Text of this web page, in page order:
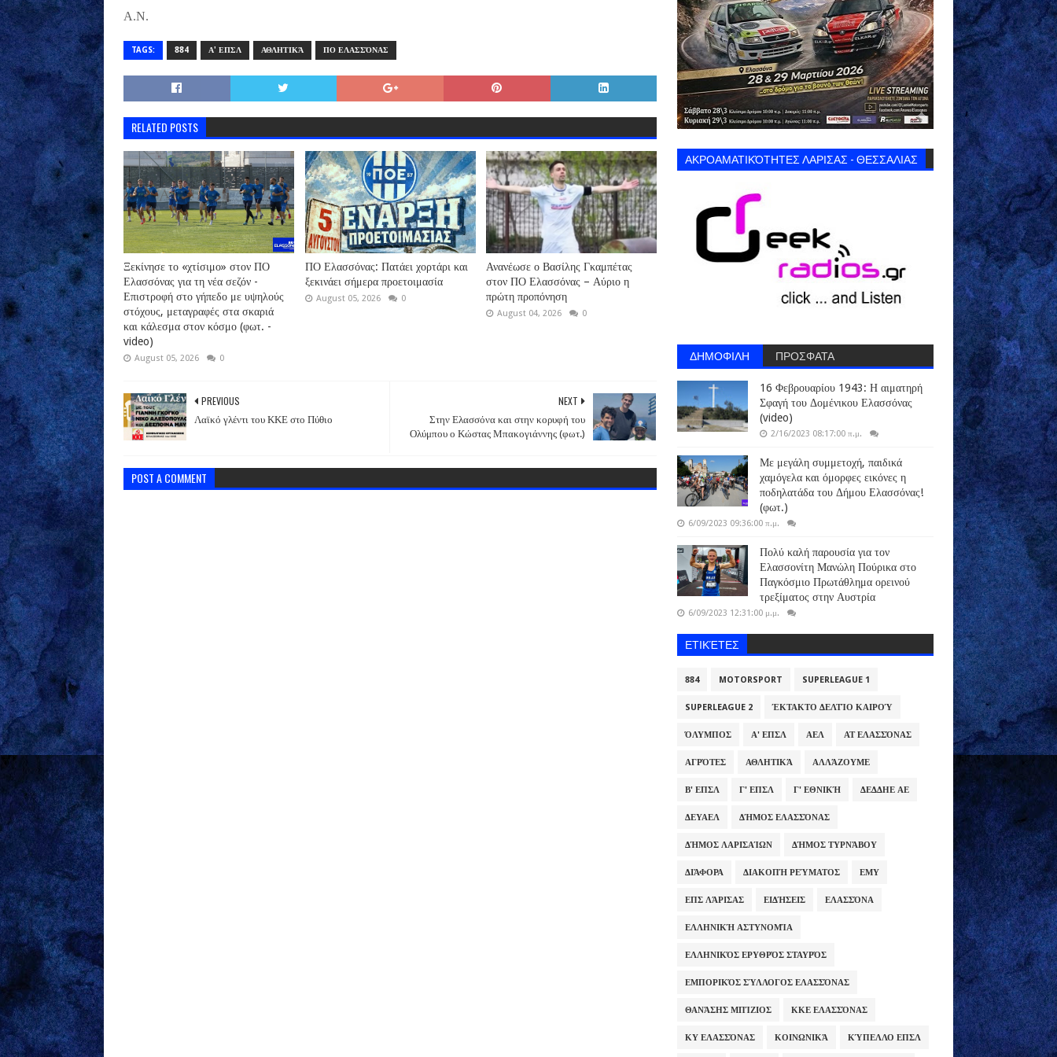
Α.Ν.
TAGS: 884 Α' ΕΠΣΛ ΑΘΛΗΤΙΚΆ ΠΟ ΕΛΑΣΣΌΝΑΣ
RELATED POSTS
Ξεκίνησε το «χτίσιμο» στον ΠΟ
Ελασσόνας για τη νέα σεζόν -
Επιστροφή στο γήπεδο με υψηλούς
στόχους, μεταγραφές στα σκαριά
και κάλεσμα στον κόσμο (φωτ. -
video)
August 05, 2026 0
ΠΟ Ελασσόνας: Πατάει χορτάρι και
ξεκινάει σήμερα προετοιμασία
August 05, 2026 0
Ανανέωσε ο Βασίλης Γκαμπέτας
στον ΠΟ Ελασσόνας – Αύριο η
πρώτη προπόνηση
August 04, 2026 0
NEXT
Στην Ελασσόνα και στην κορυφή του
Ολύμπου ο Κώστας Μπακογιάννης (φωτ.)
PREVIOUS
Λαϊκό γλέντι του ΚΚΕ στο Πύθιο
POST A COMMENT
ΑΚΡΟΑΜΑΤΙΚΌΤΗΤΕΣ ΛΑΡΙΣΑΣ - ΘΕΣΣΑΛΙΑΣ
ΔΗΜΟΦΙΛΗ ΠΡΟΣΦΑΤΑ
16 Φεβρουαρίου 1943: Η αιματηρή
Σφαγή του Δομένικου Ελασσόνας
(video)
2/16/2023 08:17:00 π.μ.
Με μεγάλη συμμετοχή, παιδικά
χαμόγελα και όμορφες εικόνες η
ποδηλατάδα του Δήμου Ελασσόνας!
(φωτ.)
6/09/2023 09:36:00 π.μ.
Πολύ καλή παρουσία για τον
Ελασσονίτη Μανώλη Πούρικα στο
Παγκόσμιο Πρωτάθλημα ορεινού
τρεξίματος στην Αυστρία
6/09/2023 12:31:00 μ.μ.
ΕΤΙΚΈΤΕΣ
884 MOTORSPORT SUPERLEAGUE 1
SUPERLEAGUE 2 ΈΚΤΑΚΤΟ ΔΕΛΤΊΟ ΚΑΙΡΟΎ
ΌΛΥΜΠΟΣ Α' ΕΠΣΛ ΑΕΛ ΑΤ ΕΛΑΣΣΌΝΑΣ
ΑΓΡΌΤΕΣ ΑΘΛΗΤΙΚΆ ΑΛΛΆΖΟΥΜΕ
Β' ΕΠΣΛ Γ' ΕΠΣΛ Γ' ΕΘΝΙΚΉ ΔΕΔΔΗΕ ΑΕ
ΔΕΥΑΕΛ ΔΉΜΟΣ ΕΛΑΣΣΌΝΑΣ
ΔΉΜΟΣ ΛΑΡΙΣΑΊΩΝ ΔΉΜΟΣ ΤΥΡΝΆΒΟΥ
ΔΙΆΦΟΡΑ ΔΙΑΚΟΠΉ ΡΕΎΜΑΤΟΣ ΕΜΥ
ΕΠΣ ΛΆΡΙΣΑΣ ΕΙΔΉΣΕΙΣ ΕΛΑΣΣΌΝΑ
ΕΛΛΗΝΙΚΉ ΑΣΤΥΝΟΜΊΑ
ΕΛΛΗΝΙΚΌΣ ΕΡΥΘΡΌΣ ΣΤΑΥΡΌΣ
ΕΜΠΟΡΙΚΌΣ ΣΎΛΛΟΓΟΣ ΕΛΑΣΣΌΝΑΣ
ΘΑΝΆΣΗΣ ΜΠΊΖΙΟΣ ΚΚΕ ΕΛΑΣΣΌΝΑΣ
ΚΥ ΕΛΑΣΣΌΝΑΣ ΚΟΙΝΩΝΙΚΆ ΚΎΠΕΛΛΟ ΕΠΣΛ